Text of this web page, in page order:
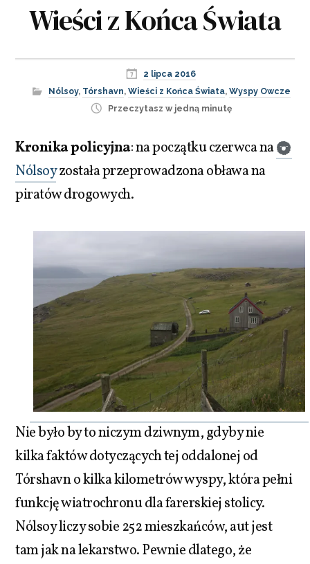
Wieści z Końca Świata
2 lipca 2016
Nólsoy, Tórshavn, Wieści z Końca Świata, Wyspy Owcze
Przeczytasz w jedną minutę
Kronika policyjna: na początku czerwca na
Nólsoyzostała przeprowadzona obława na
piratów drogowych.
Nie było by to niczym dziwnym, gdyby nie
kilka faktów dotyczących tej oddalonej od
Tórshavn o kilka kilometrów wyspy, która pełni
funkcję wiatrochronu dla farerskiej stolicy.
Nólsoy liczy sobie 252 mieszkańców, aut jest
tam jak na lekarstwo. Pewnie dlatego, że